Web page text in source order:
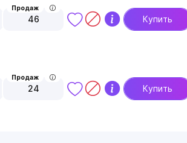
Продаж
46 Купить
Продаж
24 Купить